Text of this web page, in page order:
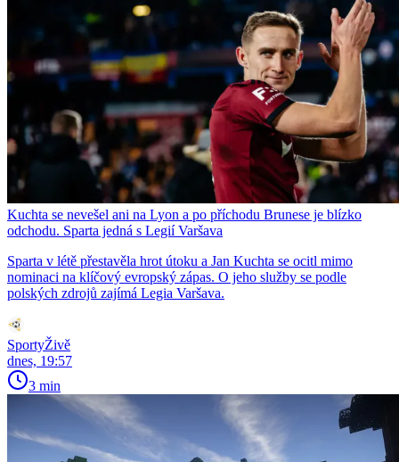
Kuchta se nevešel ani na Lyon a po příchodu Brunese je blízko
odchodu. Sparta jedná s Legií Varšava
Sparta v létě přestavěla hrot útoku a Jan Kuchta se ocitl mimo
nominaci na klíčový evropský zápas. O jeho služby se podle
polských zdrojů zajímá Legia Varšava.
SportyŽivě
dnes, 19:57
3 min